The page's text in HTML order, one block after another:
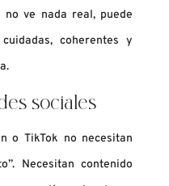
ve nada real, puede
coherentes y
sociales
o TikTok no necesitan
Necesitan contenido